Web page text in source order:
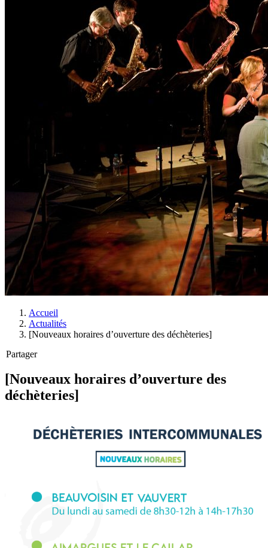
Accueil
Actualités
[Nouveaux horaires d’ouverture des déchèteries]
Partager
[Nouveaux horaires d’ouverture des
déchèteries]